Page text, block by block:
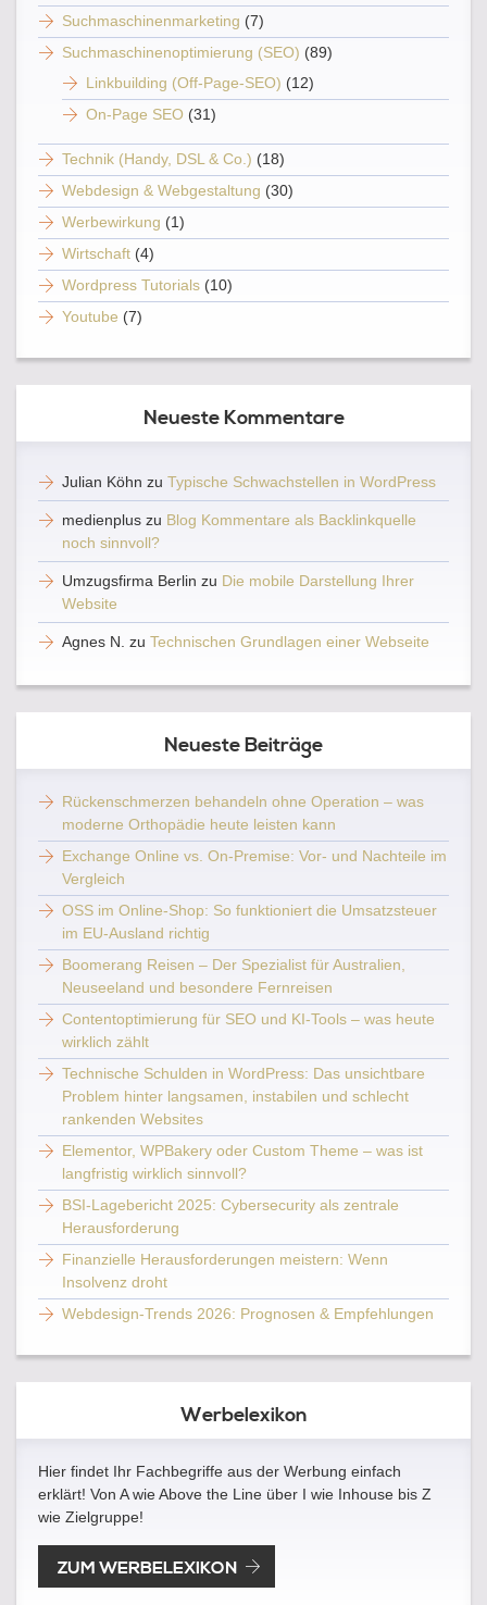
Suchmaschinenmarketing (7)
Suchmaschinenoptimierung (SEO) (89)
Linkbuilding (Off-Page-SEO) (12)
On-Page SEO (31)
Technik (Handy, DSL & Co.) (18)
Webdesign & Webgestaltung (30)
Werbewirkung (1)
Wirtschaft (4)
Wordpress Tutorials (10)
Youtube (7)
Neueste Kommentare
Julian Köhn zu Typische Schwachstellen in WordPress
medienplus zu Blog Kommentare als Backlinkquelle
noch sinnvoll?
Umzugsfirma Berlin zu Die mobile Darstellung Ihrer
Website
Agnes N. zu Technischen Grundlagen einer Webseite
Neueste Beiträge
Rückenschmerzen behandeln ohne Operation – was
moderne Orthopädie heute leisten kann
Exchange Online vs. On-Premise: Vor- und Nachteile im
Vergleich
OSS im Online-Shop: So funktioniert die Umsatzsteuer
im EU-Ausland richtig
Boomerang Reisen – Der Spezialist für Australien,
Neuseeland und besondere Fernreisen
Contentoptimierung für SEO und KI-Tools – was heute
wirklich zählt
Technische Schulden in WordPress: Das unsichtbare
Problem hinter langsamen, instabilen und schlecht
rankenden Websites
Elementor, WPBakery oder Custom Theme – was ist
langfristig wirklich sinnvoll?
BSI-Lagebericht 2025: Cybersecurity als zentrale
Herausforderung
Finanzielle Herausforderungen meistern: Wenn
Insolvenz droht
Webdesign-Trends 2026: Prognosen & Empfehlungen
Werbelexikon
Hier findet Ihr Fachbegriffe aus der Werbung einfach
erklärt! Von A wie Above the Line über I wie Inhouse bis Z
wie Zielgruppe!
ZUM WERBELEXIKON